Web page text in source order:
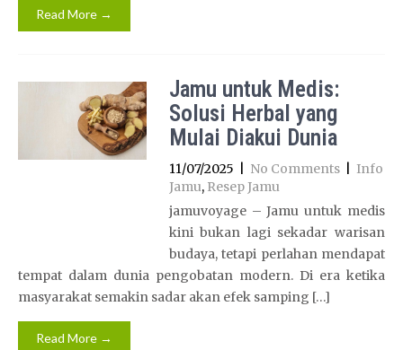
Read More →
Jamu untuk Medis:
Solusi Herbal yang
Mulai Diakui Dunia
11/07/2025 No Comments
Info
Jamu, Resep Jamu
jamuvoyage – Jamu untuk medis
kini bukan lagi sekadar warisan
budaya, tetapi perlahan mendapat
tempat dalam dunia pengobatan modern. Di era ketika
masyarakat semakin sadar akan efek samping […]
Read More →